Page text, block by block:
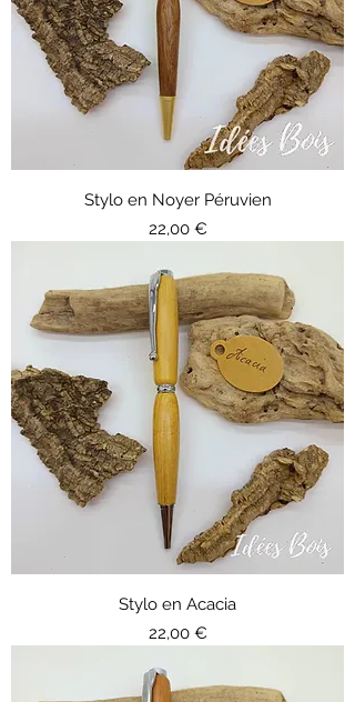
Stylo en Noyer Péruvien
Prix
22,00 €
Stylo en Acacia
Prix
22,00 €